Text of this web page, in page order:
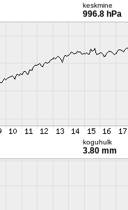
keskmine
996.8 hPa
koguhulk
3.80 mm